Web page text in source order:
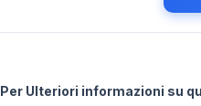
Per Ulteriori informazioni su